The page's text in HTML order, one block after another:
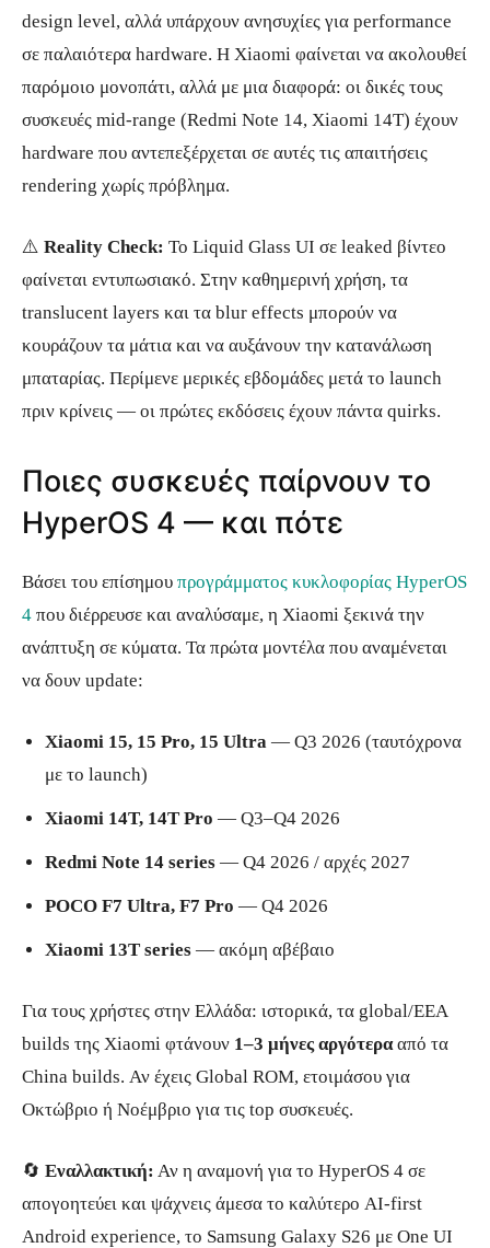
design level, αλλά υπάρχουν ανησυχίες για performance
σε παλαιότερα hardware. Η Xiaomi φαίνεται να ακολουθεί
παρόμοιο μονοπάτι, αλλά με μια διαφορά: οι δικές τους
συσκευές mid-range (Redmi Note 14, Xiaomi 14T) έχουν
hardware που αντεπεξέρχεται σε αυτές τις απαιτήσεις
rendering χωρίς πρόβλημα.
⚠️ Reality Check: Το Liquid Glass UI σε leaked βίντεο
φαίνεται εντυπωσιακό. Στην καθημερινή χρήση, τα
translucent layers και τα blur effects μπορούν να
κουράζουν τα μάτια και να αυξάνουν την κατανάλωση
μπαταρίας. Περίμενε μερικές εβδομάδες μετά το launch
πριν κρίνεις — οι πρώτες εκδόσεις έχουν πάντα quirks.
Ποιες συσκευές παίρνουν το
HyperOS 4 — και πότε
Βάσει του επίσημου προγράμματος κυκλοφορίας HyperOS
4 που διέρρευσε και αναλύσαμε, η Xiaomi ξεκινά την
ανάπτυξη σε κύματα. Τα πρώτα μοντέλα που αναμένεται
να δουν update:
Xiaomi 15, 15 Pro, 15 Ultra — Q3 2026 (ταυτόχρονα
με το launch)
Xiaomi 14T, 14T Pro — Q3–Q4 2026
Redmi Note 14 series — Q4 2026 / αρχές 2027
POCO F7 Ultra, F7 Pro — Q4 2026
Xiaomi 13T series — ακόμη αβέβαιο
Για τους χρήστες στην Ελλάδα: ιστορικά, τα global/EEA
builds της Xiaomi φτάνουν 1–3 μήνες αργότερααπό τα
China builds. Αν έχεις Global ROM, ετοιμάσου για
Οκτώβριο ή Νοέμβριο για τις top συσκευές.
🔄 Εναλλακτική: Αν η αναμονή για το HyperOS 4 σε
απογοητεύει και ψάχνεις άμεσα το καλύτερο AI-first
Android experience, το Samsung Galaxy S26 με One UI